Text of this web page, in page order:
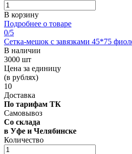
В корзину
Подробнее о товаре
0/5
Сетка-мешок с завязками 45*75
В наличии
3000 шт
Цена за единицу
(в рублях)
10
Доставка
По тарифам ТК
Самовывоз
Со склада
в Уфе и Челябинске
Количество